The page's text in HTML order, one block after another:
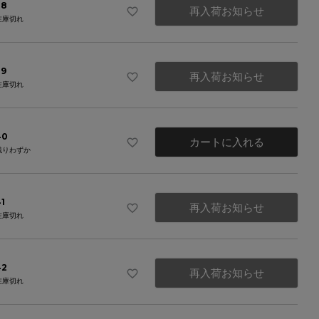
庫切れ
再入荷お知らせ
庫切れ
再入荷お知らせ
りわずか
カートに入れる
庫切れ
再入荷お知らせ
庫切れ
再入荷お知らせ